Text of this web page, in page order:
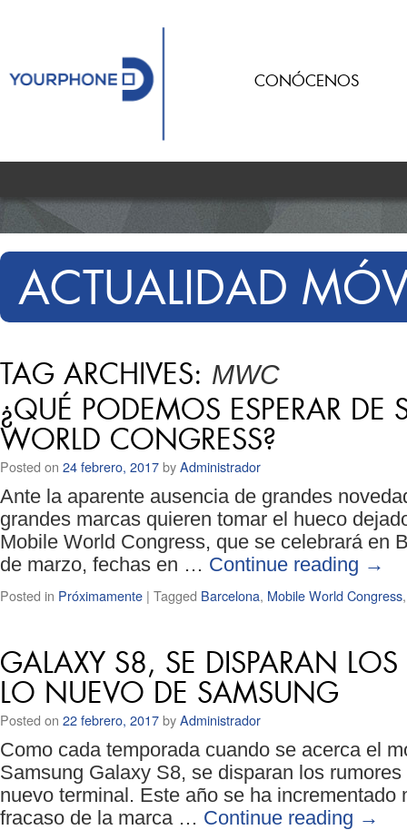
CONÓCENOS
ACTUALIDAD
TAG ARCHIVES: MWC
¿QUÉ PODEMOS ESPERAR DE
WORLD CONGRESS?
Posted on 24 febrero, 2017byAdministrador
Ante la aparente ausencia de grandes
grandes marcas quieren tomar el hueco
Mobile World Congress, que se celebrará en
de marzo, fechas en … Continue reading →
Posted in Próximamente | Tagged Barcelona, Mobile World Congress
GALAXY S8, SE DISPARAN
LO NUEVO DE SAMSUNG
Posted on 22 febrero, 2017byAdministrador
Como cada temporada cuando se acerca el
Samsung Galaxy S8, se disparan los
nuevo terminal. Este año se ha incrementado
fracaso de la marca … Continue reading →